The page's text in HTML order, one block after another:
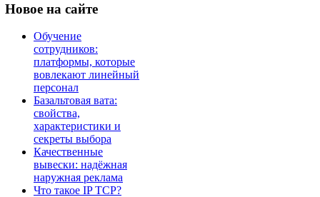
Новое на сайте
Обучение
сотрудников:
платформы, которые
вовлекают линейный
персонал
Базальтовая вата:
свойства,
характеристики и
секреты выбора
Качественные
вывески: надёжная
наружная реклама
Что такое IP TCP?